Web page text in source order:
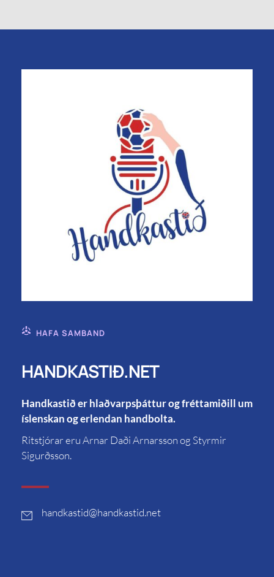
HAFA SAMBAND
HANDKASTIÐ.NET
Handkastið er hlaðvarpsþáttur og fréttamiðill um
íslenskan og erlendan handbolta.
Ritstjórar eru Arnar Daði Arnarsson og Styrmir
Sigurðsson.
handkastid@handkastid.net